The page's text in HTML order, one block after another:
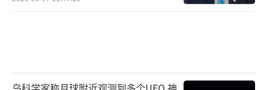
卫星可能是跟踪空中目标解决方案的一部分，
《防务新闻》采访时表示，由卫星进行移动目